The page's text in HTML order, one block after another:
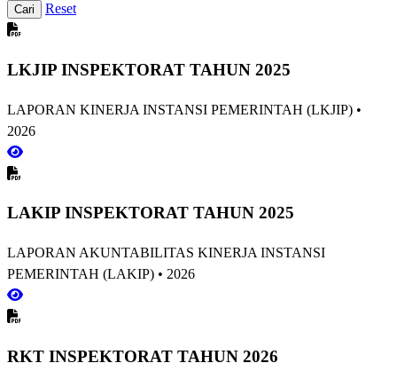
Cari Reset
LKJIP INSPEKTORAT TAHUN 2025
LAPORAN KINERJA INSTANSI PEMERINTAH (LKJIP) •
2026
LAKIP INSPEKTORAT TAHUN 2025
LAPORAN AKUNTABILITAS KINERJA INSTANSI
PEMERINTAH (LAKIP) • 2026
RKT INSPEKTORAT TAHUN 2026